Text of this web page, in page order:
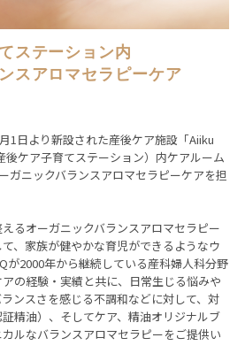
ステーション内
スアロマセラピーケア
1日より新設された産後ケア施設「Aiiku
ケア子育てステーション）内ケアルーム
ガニックバランスアロマセラピーケアを担
るオーガニックバランスアロマセラピー
、家族が健やかな育児ができるようなウ
が2000年から継続している産科婦人科分野
の経験・実績と共に、日常生じる悩みや
ンスさを感じる不調和などに対して、対
精油）、そしてケア、精油オリジナルブ
ルなバランスアロマセラピーをご提供い